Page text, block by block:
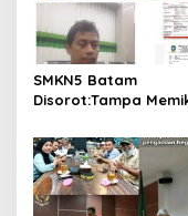
SMKN5 Batam
Disorot:Tampa
Lingkungan,
Kepri, Ansar Ahmad
Komersilkan Lahan
Untuk Pendirian Tower